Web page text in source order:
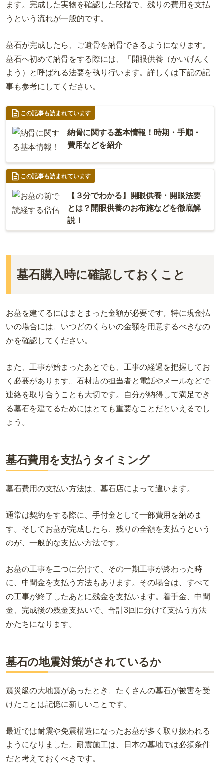
ます。完成した実物を確認した段階で、残りの費用を支払
うという流れが一般的です。
墓石が完成したら、ご遺骨を納骨できるようになります。
墓石へ初めて納骨をする際には、「開眼供養（かいげんく
よう）と呼ばれる法要を執り行います。詳しくは下記の記
事も参考にしてください。
この記事も読まれています
納骨に関する基本情報！時期・手順・
費用などを紹介
この記事も読まれています
【３分でわかる】開眼供養・開眼法要
とは？開眼供養のお布施などを徹底解
説！
墓石購入時に確認しておくこと
お墓を建てるにはまとまった金額が必要です。特に現金払
いの場合には、いつどのくらいの金額を用意するべきなの
かを確認してください。
また、工事が始まったあとでも、工事の経過を把握してお
く必要があります。石材店の担当者と電話やメールなどで
連絡を取り合うことも大切です。自分が納得して満足でき
る墓石を建てるためにはとても重要なことだといえるでし
ょう。
墓石費用を支払うタイミング
墓石費用の支払い方法は、墓石店によって違います。
通常は契約をする際に、手付金として一部費用を納めま
す。そしてお墓が完成したら、残りの全額を支払うという
のが、一般的な支払い方法です。
お墓の工事を二つに分けて、その一期工事が終わった時
に、中間金を支払う方法もあります。その場合は、すべて
の工事が終了したあとに残金を支払います。着手金、中間
金、完成後の残金支払いで、合計3回に分けて支払う方法
かたちになります。
墓石の地震対策がされているか
震災級の大地震があったとき、たくさんの墓石が被害を受
けたことは記憶に新しいことです。
最近では耐震や免震構造になったお墓が多く取り扱われる
ようになりました。耐震施工は、日本の墓地では必須条件
だと考えておくべきです。